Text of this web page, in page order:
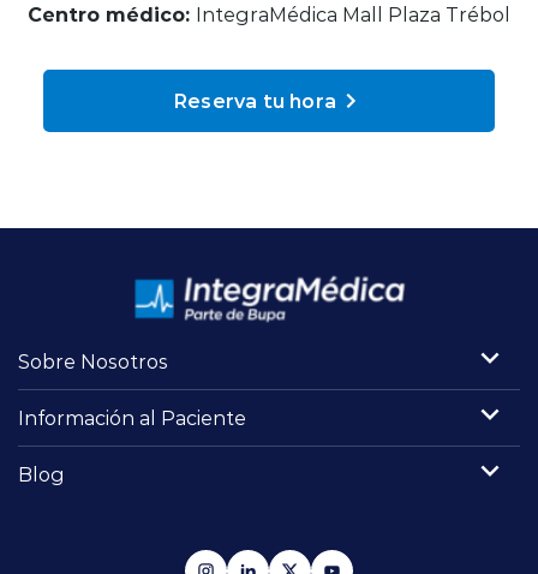
Reserva de Horas
Mi Portal Bupa
Centro médico: IntegraMédica Mall Plaza Trébol
Reserva tu hora
Sobre Nosotros
Información al Paciente
Blog